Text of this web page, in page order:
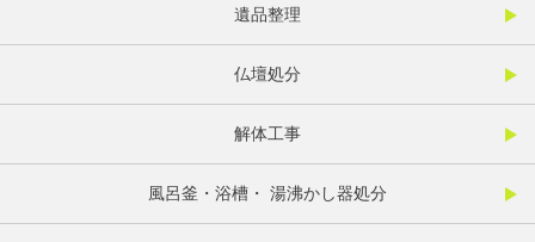
遺品整理
仏壇処分
解体工事
風呂釜・浴槽・ 湯沸かし器処分